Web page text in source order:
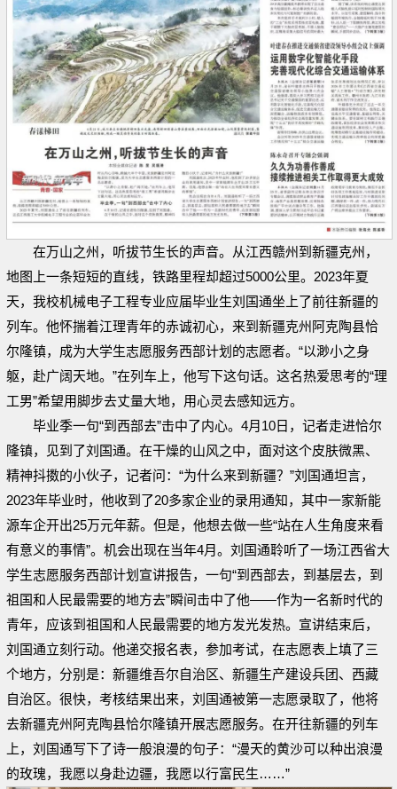
在万山之州，听拔节生长的声音。从江西赣州到新疆克州，
地图上一条短短的直线，铁路里程却超过5000公里。2023年夏
天，我校机械电子工程专业应届毕业生刘国通坐上了前往新疆的
列车。他怀揣着江理青年的赤诚初心，来到新疆克州阿克陶县恰
尔隆镇，成为大学生志愿服务西部计划的志愿者。“以渺小之身
躯，赴广阔天地。”在列车上，他写下这句话。这名热爱思考的“理
工男”希望用脚步去丈量大地，用心灵去感知远方。
毕业季一句“到西部去”击中了内心。4月10日，记者走进恰尔
隆镇，见到了刘国通。在干燥的山风之中，面对这个皮肤微黑、
精神抖擞的小伙子，记者问：“为什么来到新疆？”刘国通坦言，
2023年毕业时，他收到了20多家企业的录用通知，其中一家新能
源车企开出25万元年薪。但是，他想去做一些“站在人生角度来看
有意义的事情”。机会出现在当年4月。刘国通聆听了一场江西省大
学生志愿服务西部计划宣讲报告，一句“到西部去，到基层去，到
祖国和人民最需要的地方去”瞬间击中了他——作为一名新时代的
青年，应该到祖国和人民最需要的地方发光发热。宣讲结束后，
刘国通立刻行动。他递交报名表，参加考试，在志愿表上填了三
个地方，分别是：新疆维吾尔自治区、新疆生产建设兵团、西藏
自治区。很快，考核结果出来，刘国通被第一志愿录取了，他将
去新疆克州阿克陶县恰尔隆镇开展志愿服务。在开往新疆的列车
上，刘国通写下了诗一般浪漫的句子：“漫天的黄沙可以种出浪漫
的玫瑰，我愿以身赴边疆，我愿以行富民生……”